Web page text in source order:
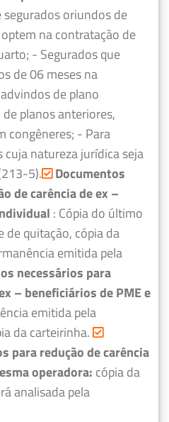
segurados oriundos de
na contratação de
- Segurados que
de 06 meses na
de plano
planos anteriores,
congêneres; - Para
natureza jurídica seja
5). Documentos
de carência de ex –
: Cópia do último
quitação, cópia da
emitida pela
necessários para
– beneficiários de PME e
emitida pela
da carteirinha.
para redução de carência
operadora: cópia da
analisada pela